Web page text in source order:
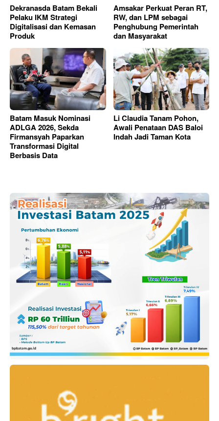
Dekranasda Batam Bekali
Pelaku IKM Strategi
Digitalisasi dan Kemasan
Produk
Amsakar Perkuat Peran RT,
RW, dan LPM sebagai
Penghubung Pemerintah
dan Masyarakat
Batam Masuk Nominasi
ADLGA 2026, Sekda
Firmansyah Paparkan
Transformasi Digital
Berbasis Data
Li Claudia Tanam Pohon,
Awali Penataan DAS Baloi
Indah Jadi Taman Kota